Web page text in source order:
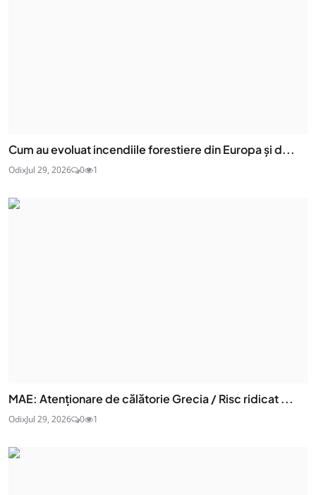
Cum au evoluat incendiile forestiere din Europa și d...
OdixJul 29, 2026 0 1
MAE: Atenţionare de călătorie Grecia / Risc ridicat ...
OdixJul 29, 2026 0 1